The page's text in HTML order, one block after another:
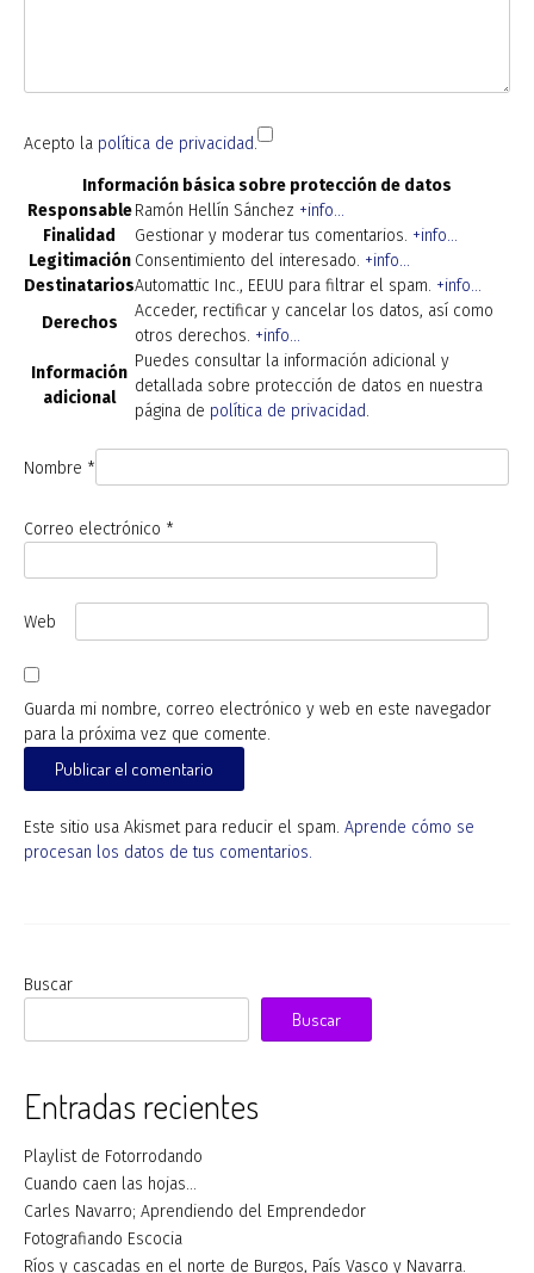
Acepto la política de privacidad.
Información básica sobre protección de datos
Responsable Ramón Hellín Sánchez +info...
Finalidad
Gestionar y moderar tus comentarios. +info...
Legitimación Consentimiento del interesado. +info...
DestinatariosAutomattic Inc., EEUU para filtrar el spam. +info...
Derechos
Acceder, rectificar y cancelar los datos, así como
otros derechos. +info...
Información
adicional
Puedes consultar la información adicional y
detallada sobre protección de datos en nuestra
página de política de privacidad.
Nombre *
Correo electrónico *
Web
Guarda mi nombre, correo electrónico y web en este navegador
para la próxima vez que comente.
Este sitio usa Akismet para reducir el spam. Aprende cómo se
procesan los datos de tus comentarios.
Buscar
Buscar
Entradas recientes
Playlist de Fotorrodando
Cuando caen las hojas…
Carles Navarro; Aprendiendo del Emprendedor
Fotografiando Escocia
Ríos y cascadas en el norte de Burgos, País Vasco y Navarra.